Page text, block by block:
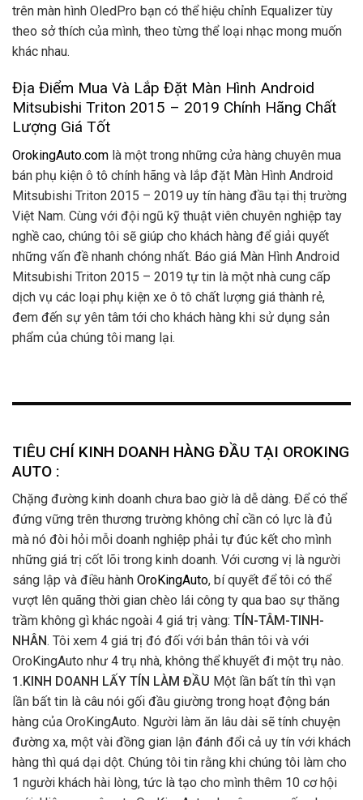
trên màn hình OledPro bạn có thể hiệu chỉnh Equalizer tùy
theo sở thích của mình, theo từng thể loại nhạc mong muốn
khác nhau.
Địa Điểm Mua Và Lắp Đặt Màn Hình Android
Mitsubishi Triton 2015 – 2019 Chính Hãng Chất
Lượng Giá Tốt
OrokingAuto.com là một trong những cửa hàng chuyên mua
bán phụ kiện ô tô chính hãng và lắp đặt Màn Hình Android
Mitsubishi Triton 2015 – 2019 uy tín hàng đầu tại thị trường
Việt Nam. Cùng với đội ngũ kỹ thuật viên chuyên nghiệp tay
nghề cao, chúng tôi sẽ giúp cho khách hàng để giải quyết
những vấn đề nhanh chóng nhất. Báo giá Màn Hình Android
Mitsubishi Triton 2015 – 2019 tự tin là một nhà cung cấp
dịch vụ các loại phụ kiện xe ô tô chất lượng giá thành rẻ,
đem đến sự yên tâm tới cho khách hàng khi sử dụng sản
phẩm của chúng tôi mang lại.
TIÊU CHÍ KINH DOANH HÀNG ĐẦU TẠI OROKING
AUTO :
Chặng đường kinh doanh chưa bao giờ là dễ dàng. Để có thể
đứng vững trên thương trường không chỉ cần có lực là đủ
mà nó đòi hỏi mỗi doanh nghiệp phải tự đúc kết cho mình
những giá trị cốt lõi trong kinh doanh. Với cương vị là người
sáng lập và điều hành OroKingAuto, bí quyết để tôi có thể
vượt lên quãng thời gian chèo lái công ty qua bao sự thăng
trầm không gì khác ngoài 4 giá trị vàng: TÍN-TÂM-TINH-
NHÂN. Tôi xem 4 giá trị đó đối với bản thân tôi và với
OroKingAuto như 4 trụ nhà, không thể khuyết đi một trụ nào.
1.KINH DOANH LẤY TÍN LÀM ĐẦU Một lần bất tín thì vạn
lần bất tin là câu nói gối đầu giường trong hoạt động bán
hàng của OroKingAuto. Người làm ăn lâu dài sẽ tính chuyện
đường xa, một vài đồng gian lận đánh đổi cả uy tín với khách
hàng thì quá dại dột. Chúng tôi tin rằng khi chúng tôi làm cho
1 người khách hài lòng, tức là tạo cho mình thêm 10 cơ hội